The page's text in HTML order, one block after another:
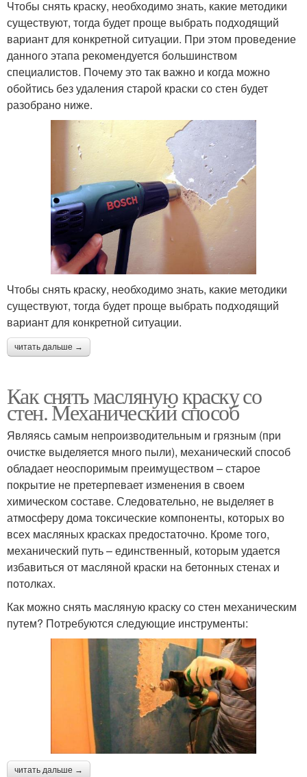
Чтобы снять краску, необходимо знать, какие методики
существуют, тогда будет проще выбрать подходящий
вариант для конкретной ситуации. При этом проведение
данного этапа рекомендуется большинством
специалистов. Почему это так важно и когда можно
обойтись без удаления старой краски со стен будет
разобрано ниже.
Чтобы снять краску, необходимо знать, какие методики
существуют, тогда будет проще выбрать подходящий
вариант для конкретной ситуации.
читать дальше →
Как снять масляную краску со
стен. Механический способ
Являясь самым непроизводительным и грязным (при
очистке выделяется много пыли), механический способ
обладает неоспоримым преимуществом – старое
покрытие не претерпевает изменения в своем
химическом составе. Следовательно, не выделяет в
атмосферу дома токсические компоненты, которых во
всех масляных красках предостаточно. Кроме того,
механический путь – единственный, которым удается
избавиться от масляной краски на бетонных стенах и
потолках.
Как можно снять масляную краску со стен механическим
путем? Потребуются следующие инструменты:
читать дальше →